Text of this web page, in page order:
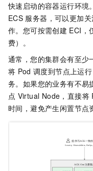
快速启动的容器运行环境
ECS 服务器，可以更加
作。您可按需创建 ECI，
费）。
通常，您的集群会有至少
将 Pod 调度到节点上运
务。如果您的业务有不易
点 Virtual Node，直接将
时间，避免产生闲置节点